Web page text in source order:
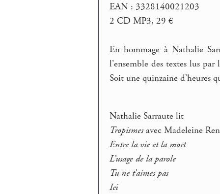
EAN : 3328140021203
2 CD MP3, 29 €
En hommage à Nathalie
l’ensemble des textes lus
Soit une quinzaine d’heures
Nathalie Sarraute lit
Tropismesavec Madeleine
Entre la vie et la mort
L’usage de la parole
Tu ne t’aimes pas
Ici